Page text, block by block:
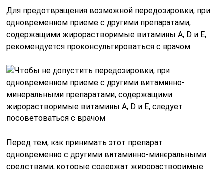
Для предотвращения возможной передозировки, при
одновременном приеме с другими препаратами,
содержащими жирорастворимые витамины A, D и Е,
рекомендуется проконсультироваться с врачом.
Перед тем, как принимать этот препарат
одновременно с другими витаминно-минеральными
средствами, которые содержат жирорастворимые